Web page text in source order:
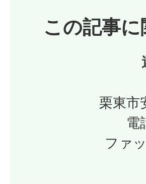
この記事
栗東市
電
ファ